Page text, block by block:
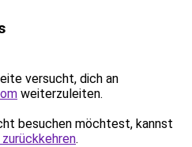
versucht, dich an
weiterzuleiten.
besuchen möchtest, kannst
.